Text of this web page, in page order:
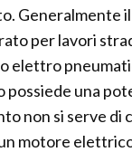
Generalmente
per lavori
elettro
possiede una
non si serve di
motore